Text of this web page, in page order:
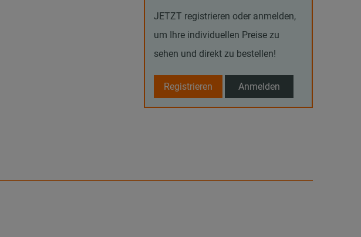
JETZT registrieren oder anmelden,
um Ihre individuellen Preise zu
sehen und direkt zu bestellen!
Registrieren Anmelden